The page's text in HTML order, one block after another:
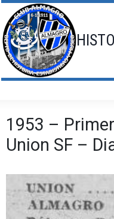
Saltar
al
contenido
1953 –
Union SF –